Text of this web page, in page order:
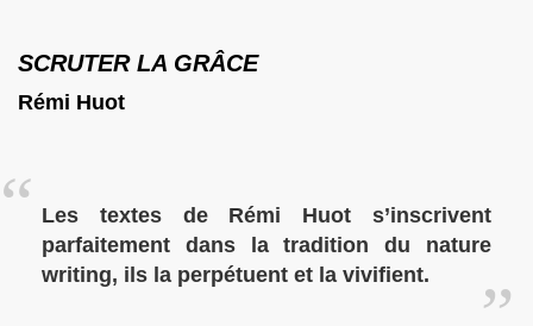
SCRUTER LA GRÂCE
Rémi Huot
Les textes de Rémi Huot s’inscrivent
parfaitement dans la tradition du nature
writing, ils la perpétuent et la vivifient.